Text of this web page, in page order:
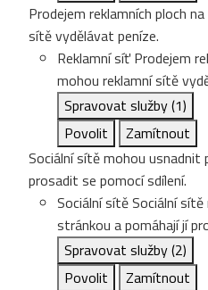
Prodejem reklamních ploch
sítě vydělávat peníze.
Reklamní síť Prodejem
mohou reklamní sítě
Spravovat služby(1)
Povolit
Zamítnout
Sociální sítě mohou usnadnit
prosadit se pomocí sdílení.
Sociální sítěSociální
stránkou a pomáhají jí
Spravovat služby(2)
Povolit
Zamítnout